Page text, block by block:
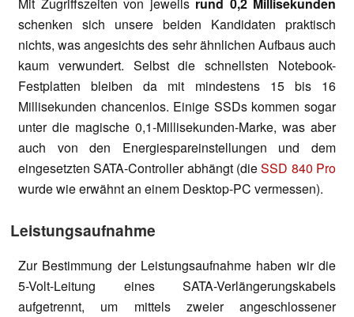
Mit Zugriffszeiten von jeweils rund 0,2 Millisekunden
schenken sich unsere beiden Kandidaten praktisch
nichts, was angesichts des sehr ähnlichen Aufbaus auch
kaum verwundert. Selbst die schnellsten Notebook-
Festplatten bleiben da mit mindestens 15 bis 16
Millisekunden chancenlos. Einige SSDs kommen sogar
unter die magische 0,1-Millisekunden-Marke, was aber
auch von den Energiespareinstellungen und dem
eingesetzten SATA-Controller abhängt (dieSSD 840 Pro
wurde wie erwähnt an einem Desktop-PC vermessen).
Leistungsaufnahme
Zur Bestimmung der Leistungsaufnahme haben wir die
5-Volt-Leitung eines SATA-Verlängerungskabels
aufgetrennt, um mittels zweier angeschlossener